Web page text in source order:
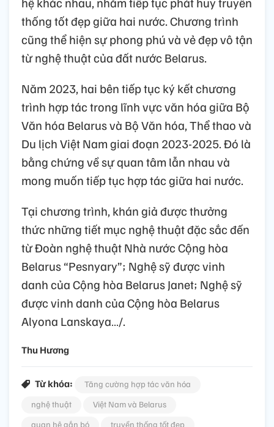
thống tốt đẹp giữa hai nước. Chương trình
cũng thể hiện sự phong phú và vẻ đẹp vô tận
từ nghệ thuật của đất nước Belarus.
Năm 2023, hai bên tiếp tục ký kết chương
trình hợp tác trong lĩnh vực văn hóa giữa Bộ
Văn hóa Belarus và Bộ Văn hóa, Thể thao và
Du lịch Việt Nam giai đoạn 2023-2025. Đó là
bằng chứng về sự quan tâm lẫn nhau và
mong muốn tiếp tục hợp tác giữa hai nước.
Tại chương trình, khán giả được thưởng
thức những tiết mục nghệ thuật đặc sắc đến
từ Đoàn nghệ thuật Nhà nước Cộng hòa
Belarus “Pesnyary”; Nghệ sỹ được vinh
danh của Cộng hòa Belarus Janet; Nghệ sỹ
được vinh danh của Cộng hòa Belarus
Alyona Lanskaya…/.
Thu Hương
Từ khóa:
Tăng cường hợp tác văn hóa
nghệ thuật
Việt Nam và Belarus
quan hệ gắn bó
truyền thống tốt đẹp